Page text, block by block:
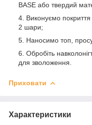
BASE або твердий
Виконуємо
2 шари;
Наносимо топ,
Обробіть
для зволоження.
Приховати
Характеристики